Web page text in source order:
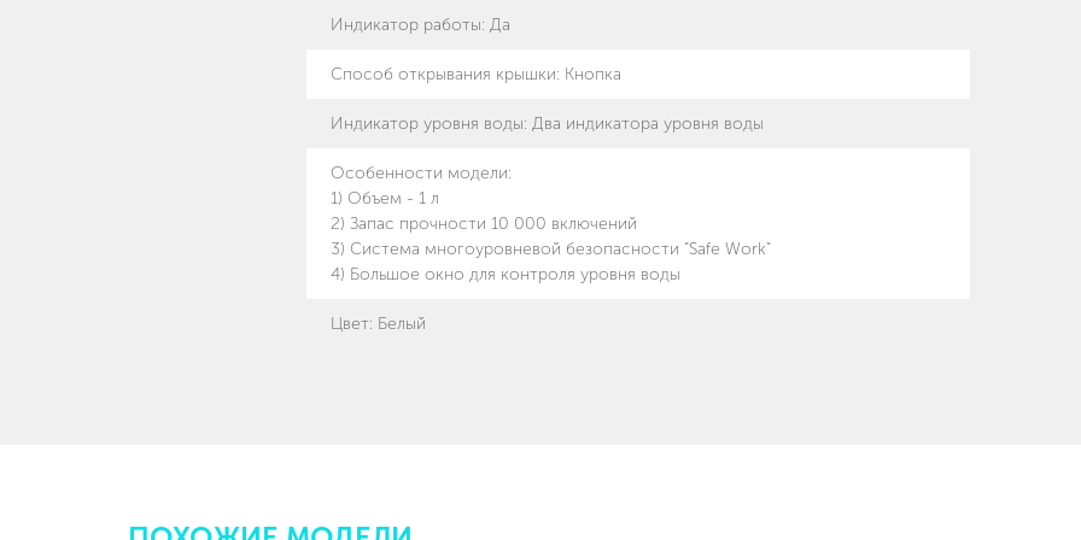
Индикатор работы: Да
Способ открывания крышки: Кнопка
Индикатор уровня воды: Два индикатора уровня воды
Особенности модели:
1) Объем - 1 л
2) Запас прочности 10 000 включений
3) Система многоуровневой безопасности "Safe Work"
4) Большое окно для контроля уровня воды
Цвет: Белый